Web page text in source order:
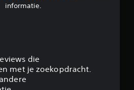
informatie.
die
met je zoekopdracht.